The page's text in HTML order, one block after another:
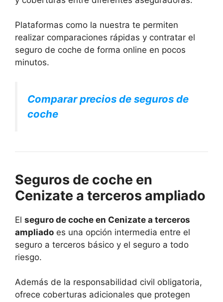
Plataformas como la nuestra te permiten
realizar comparaciones rápidas y contratar el
seguro de coche de forma online en pocos
minutos.
Comparar precios de seguros de
coche
Seguros de coche en
Cenizate a terceros ampliado
El seguro de coche en Cenizate a terceros
ampliado es una opción intermedia entre el
seguro a terceros básico y el seguro a todo
riesgo.
Además de la responsabilidad civil obligatoria,
ofrece coberturas adicionales que protegen